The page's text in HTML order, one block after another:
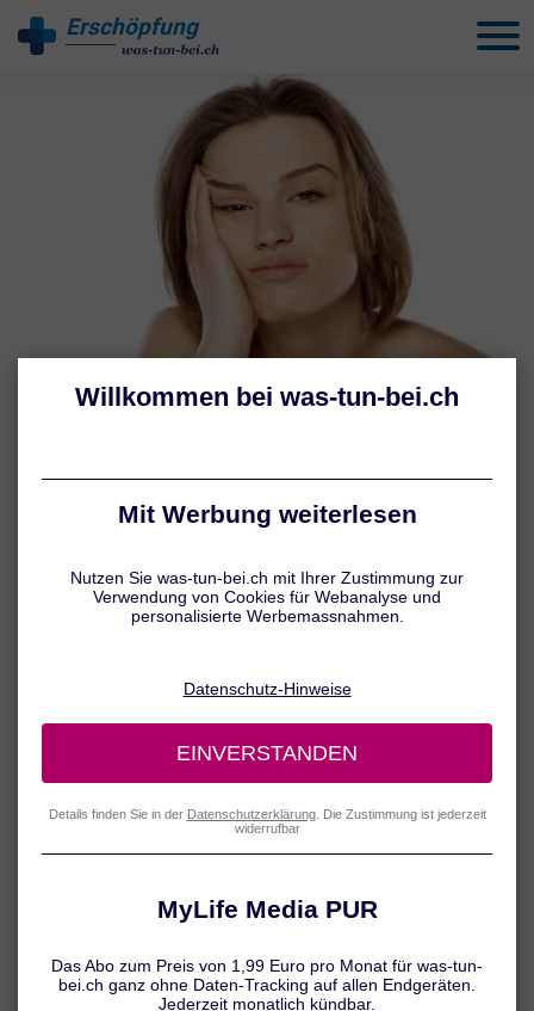
Erschöpfungbehandeln
WAS FEHLT MIR NUR?
Antriebslosigkeit
kann eine Rolle spielen, wenn uns jegliche Motivation und Energie
fehlen. Vor allem Eisen zählt zu den üblichen Verdächtigen, wenn es
Abgeschlagenheit und Erschöpfung die Folge sein.
Nährstoffzufuhr im Blick
Dass Schlafmangel und Stress zu Antriebslosigkeit und Müdigkeit
Nährstoffen zählen zum Beispiel Eisen, Vitamin D und bestimmte B-
Vitamine. Um ausreichend mit Vitalstoffen versorgt zu sein,
… auf eine ausgewogene Ernährung zu achten – mit fünf